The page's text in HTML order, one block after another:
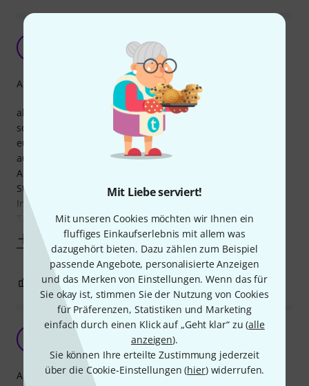
Mit Liebe serviert!
Mit unseren Cookies möchten wir Ihnen ein
fluffiges Einkaufserlebnis mit allem was
dazugehört bieten. Dazu zählen zum Beispiel
passende Angebote, personalisierte Anzeigen
und das Merken von Einstellungen. Wenn das für
Sie okay ist, stimmen Sie der Nutzung von Cookies
für Präferenzen, Statistiken und Marketing
einfach durch einen Klick auf „Geht klar“ zu (alle
anzeigen).
Sie können Ihre erteilte Zustimmung jederzeit
über die Cookie-Einstellungen (hier) widerrufen.
Gut für den Einstieg mit der Mandoline....
Dieter J. 21.04.2022
allerdings hauptsächlich für den Bereich Bluegrass und
sonstige amerikanischer Musik. Irische oder sonstige
europäische Musik ist kaum vorhanden, nur einige Stücke
aus Italien wie "O sole mio".
Abgerundet durch einige Posongs von Led Zeppelin, Rod
Stewart und REM.
Insgesamt ganz brauchbar. Das Buch ist allerdings nur in
TAB gehalten, auf Noten wird ganz
Mehr anzeigen
Arrangement
0 BEWERTUNG MELDEN
Gute Songs, Viel für Alle
Shawn X 22.07.2022
Arrangement